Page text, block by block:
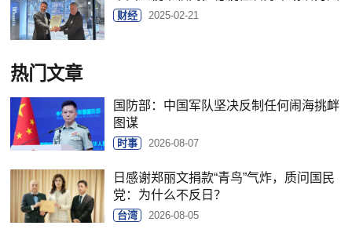
财经 2025-02-21
热门文章
国防部：中国军队坚决反制任何闹海挑衅
图谋
时事 2026-08-07
日感谢郑丽文捐款“青鸟”气炸，质问国民
党：为什么不反日？
台湾 2026-08-05